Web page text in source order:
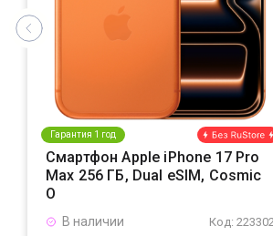
Гарантия 1 год
Смартфон Apple iPhone 17 Pro
Max 256 ГБ, Dual eSIM, Cosmic
O
Код: 223302
В наличии